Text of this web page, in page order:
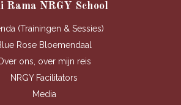
Rama NRGY School
(Trainingen & Sessies)
Rose Bloemendaal
ons, over mijn reis
NRGY Facilitators
Media